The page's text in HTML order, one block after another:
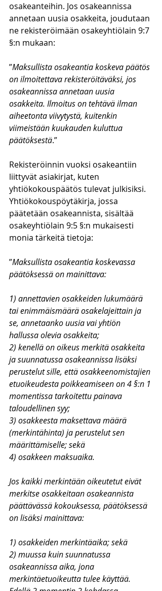
osakeanteihin. Jos osakeannissa
annetaan uusia osakkeita, joudutaan
ne rekisteröimään osakeyhtiölain 9:7
§:n mukaan:
”Maksullista osakeantia koskeva päätös
on ilmoitettava rekisteröitäväksi, jos
osakeannissa annetaan uusia
osakkeita. Ilmoitus on tehtävä ilman
aiheetonta viivytystä, kuitenkin
viimeistään kuukauden kuluttua
päätöksestä.”
Rekisteröinnin vuoksi osakeantiin
liittyvät asiakirjat, kuten
yhtiökokouspäätös tulevat julkisiksi.
Yhtiökokouspöytäkirja, jossa
päätetään osakeannista, sisältää
osakeyhtiölain 9:5 §:n mukaisesti
monia tärkeitä tietoja:
”Maksullista osakeantia koskevassa
päätöksessä on mainittava:
1) annettavien osakkeiden lukumäärä
tai enimmäismäärä osakelajeittain ja
se, annetaanko uusia vai yhtiön
hallussa olevia osakkeita;
2) kenellä on oikeus merkitä osakkeita
ja suunnatussa osakeannissa lisäksi
perustelut sille, että osakkeenomistajien
etuoikeudesta poikkeamiseen on 4 §:n 1
momentissa tarkoitettu painava
taloudellinen syy;
3) osakkeesta maksettava määrä
(merkintähinta) ja perustelut sen
määrittämiselle; sekä
4) osakkeen maksuaika.
Jos kaikki merkintään oikeutetut eivät
merkitse osakkeitaan osakeannista
päättävässä kokouksessa, päätöksessä
on lisäksi mainittava:
1) osakkeiden merkintäaika; sekä
2) muussa kuin suunnatussa
osakeannissa aika, jona
merkintäetuoikeutta tulee käyttää.